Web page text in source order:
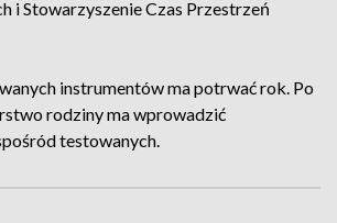
i Stowarzyszenie Czas Przestrzeń
instrumentów ma potrwać rok. Po
rodziny ma wprowadzić
testowanych.